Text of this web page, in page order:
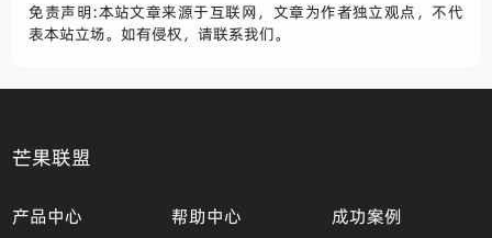
免责声明:本站文章来源于互联网，文章为作者独立观点，不代
表本站立场。如有侵权，请联系我们。
芒果联盟
产品中心 帮助中心 成功案例